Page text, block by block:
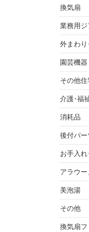
換気扇
業務用ジ
外まわり
園芸機器
その他
介護･福
消耗品
後付パー
お手入
アラウー
美泡湯
その他
換気扇フ